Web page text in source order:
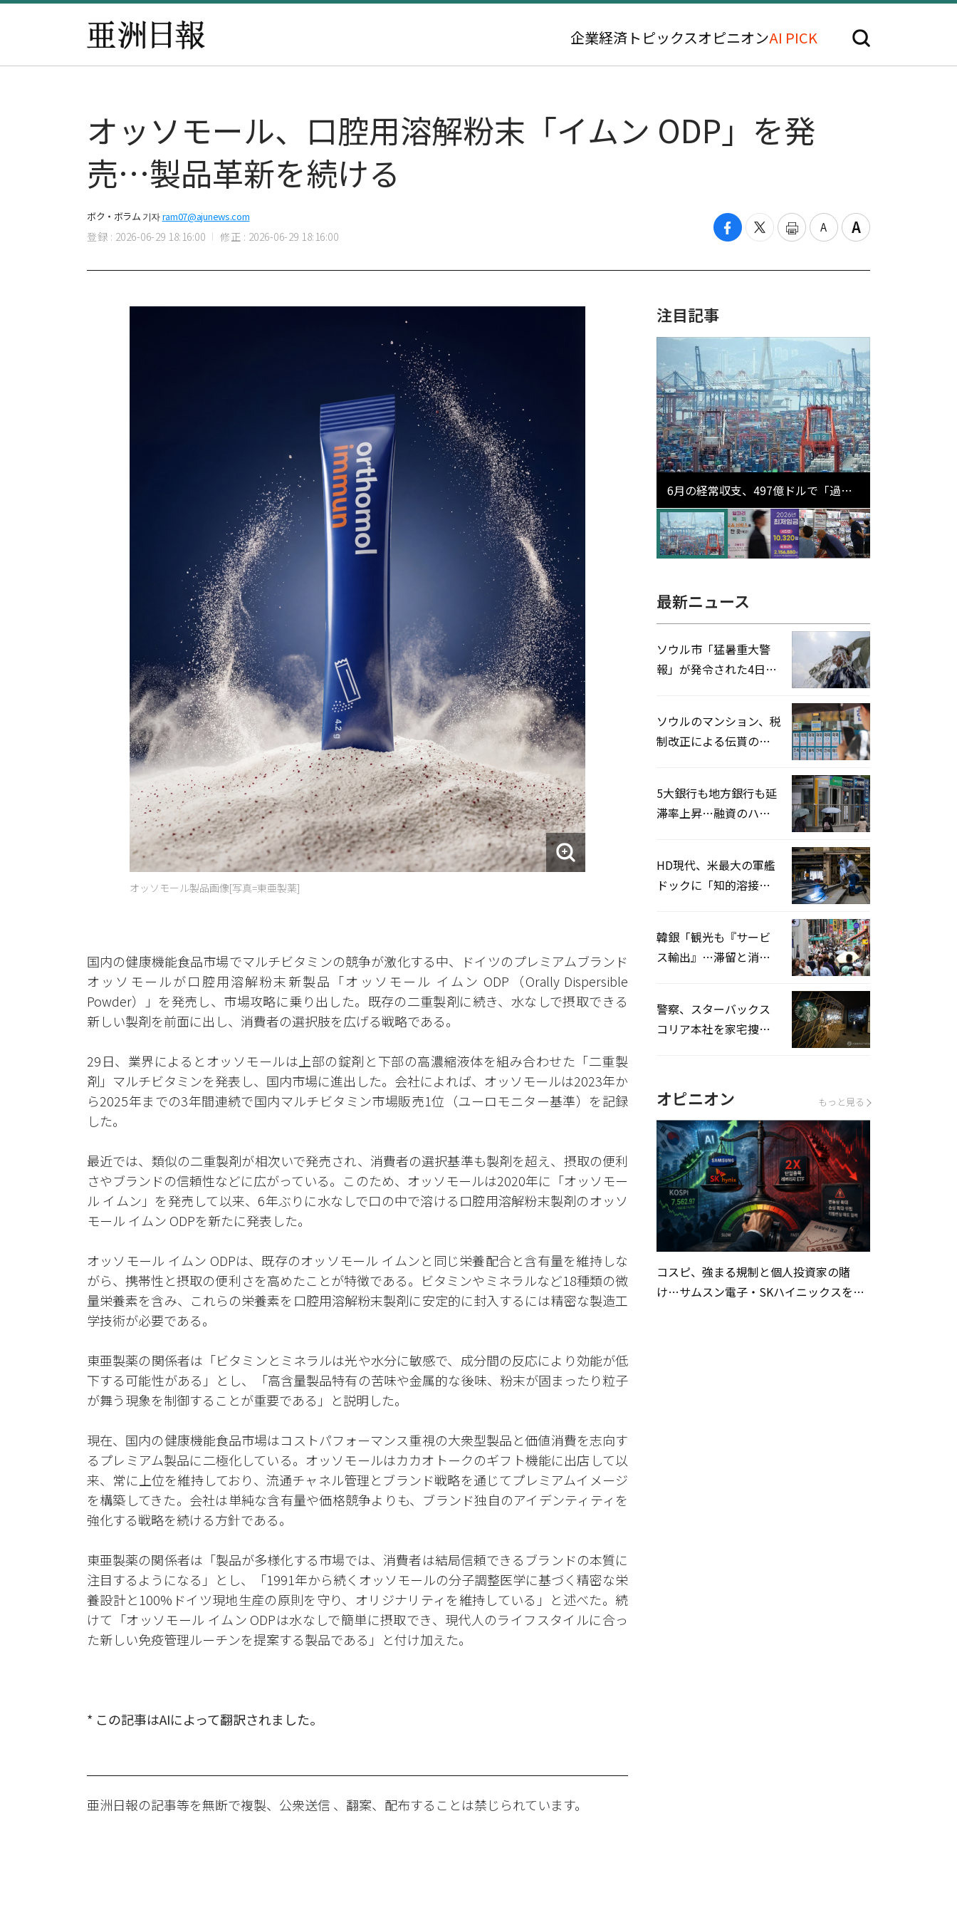
企業経済 トピックスオピニオンAI PICK
オッソモール、口腔用溶解粉末「イムン ODP」を発
売…製品革新を続ける
ボク・ボラム 기자ram07@ajunews.com
登録 : 2026-06-29 18:16:00 修正 : 2026-06-29 18:16:00
オッソモール製品画像[写真=東亜製薬]
国内の健康機能食品市場でマルチビタミンの競争が激化する中、ドイツのプレミアムブランド
オッソモールが口腔用溶解粉末新製品「オッソモール イムン ODP（Orally Dispersible
Powder）」を発売し、市場攻略に乗り出した。既存の二重製剤に続き、水なしで摂取できる
新しい製剤を前面に出し、消費者の選択肢を広げる戦略である。
29日、業界によるとオッソモールは上部の錠剤と下部の高濃縮液体を組み合わせた「二重製
剤」マルチビタミンを発表し、国内市場に進出した。会社によれば、オッソモールは2023年か
ら2025年までの3年間連続で国内マルチビタミン市場販売1位（ユーロモニター基準）を記録
した。
最近では、類似の二重製剤が相次いで発売され、消費者の選択基準も製剤を超え、摂取の便利
さやブランドの信頼性などに広がっている。このため、オッソモールは2020年に「オッソモー
ル イムン」を発売して以来、6年ぶりに水なしで口の中で溶ける口腔用溶解粉末製剤のオッソ
モール イムン ODPを新たに発表した。
オッソモール イムン ODPは、既存のオッソモール イムンと同じ栄養配合と含有量を維持しな
がら、携帯性と摂取の便利さを高めたことが特徴である。ビタミンやミネラルなど18種類の微
量栄養素を含み、これらの栄養素を口腔用溶解粉末製剤に安定的に封入するには精密な製造工
学技術が必要である。
東亜製薬の関係者は「ビタミンとミネラルは光や水分に敏感で、成分間の反応により効能が低
下する可能性がある」とし、「高含量製品特有の苦味や金属的な後味、粉末が固まったり粒子
が舞う現象を制御することが重要である」と説明した。
現在、国内の健康機能食品市場はコストパフォーマンス重視の大衆型製品と価値消費を志向す
るプレミアム製品に二極化している。オッソモールはカカオトークのギフト機能に出店して以
来、常に上位を維持しており、流通チャネル管理とブランド戦略を通じてプレミアムイメージ
を構築してきた。会社は単純な含有量や価格競争よりも、ブランド独自のアイデンティティを
強化する戦略を続ける方針である。
東亜製薬の関係者は「製品が多様化する市場では、消費者は結局信頼できるブランドの本質に
注目するようになる」とし、「1991年から続くオッソモールの分子調整医学に基づく精密な栄
養設計と100%ドイツ現地生産の原則を守り、オリジナリティを維持している」と述べた。続
けて「オッソモール イムン ODPは水なしで簡単に摂取でき、現代人のライフスタイルに合っ
た新しい免疫管理ルーチンを提案する製品である」と付け加えた。
* この記事はAIによって翻訳されました。
亜洲日報の記事等を無断で複製、公衆送信 、翻案、配布することは禁じられています。
注目記事
6月の経常収支、497億ドルで「過去
最大」…輸出が初の1000億ドル突破
最新ニュース
ソウル市「猛暑重大警
報」が発令された4日、
ソウルのマンション、税
制改正による伝貰の月
5大銀行も地方銀行も延
滞率上昇…融資のハー
HD現代、米最大の軍艦
ドックに「知的溶接」
韓銀「観光も『サービ
ス輸出』…滞留と消費
警察、スターバックス
コリア本社を家宅捜
オピニオン もっと見る
コスピ、強まる規制と個人投資家の賭
け…サムスン電子・SKハイニックスを巡